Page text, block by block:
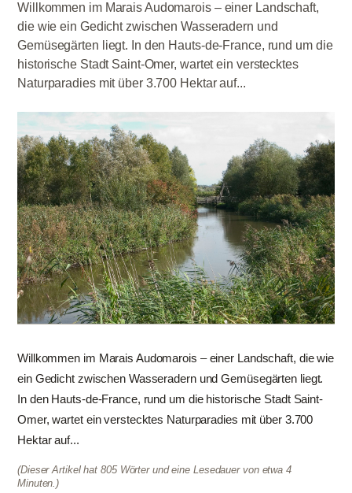
Willkommen im Marais Audomarois – einer Landschaft,
die wie ein Gedicht zwischen Wasseradern und
Gemüsegärten liegt. In den Hauts-de-France, rund um die
historische Stadt Saint-Omer, wartet ein verstecktes
Naturparadies mit über 3.700 Hektar auf...
Willkommen im Marais Audomarois – einer Landschaft, die wie
ein Gedicht zwischen Wasseradern und Gemüsegärten liegt.
In den Hauts-de-France, rund um die historische Stadt Saint-
Omer, wartet ein verstecktes Naturparadies mit über 3.700
Hektar auf...
(Dieser Artikel hat 805 Wörter und eine Lesedauer von etwa 4
Minuten.)